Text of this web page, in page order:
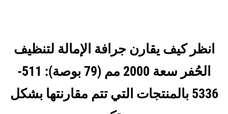
انظر كيف يقارن جرافة الإمالة لتنظيف
الحُفر سعة 2000 مم (79 بوصة): 511-
5336 بالمنتجات التي تتم مقارنتها بشكل